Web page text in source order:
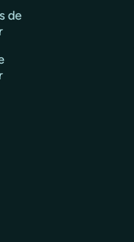
de